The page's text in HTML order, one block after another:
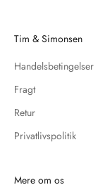
Tim & Simonsen
Handelsbetingelser
Fragt
Retur
Privatlivspolitik
Mere om os